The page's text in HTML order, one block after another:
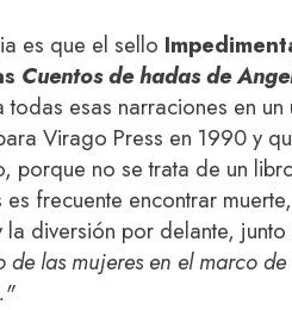
es que el sello
Cuentos de hadas de
todas esas narraciones en
Virago Press en 1990 y
porque no se trata de un
es frecuente encontrar
la diversión por delante,
de las mujeres en el marco